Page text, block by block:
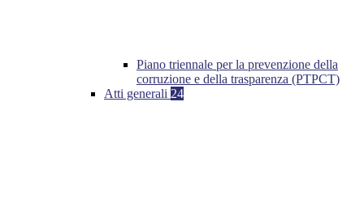
Piano triennale per la prevenzione della
corruzione e della trasparenza (PTPCT)
Atti generali 24